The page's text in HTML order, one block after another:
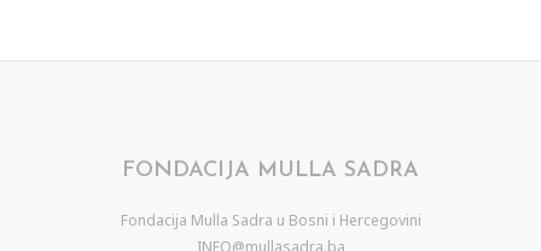
FONDACIJA MULLA SADRA
Fondacija Mulla Sadra u Bosni i Hercegovini
INFO@mullasadra.ba